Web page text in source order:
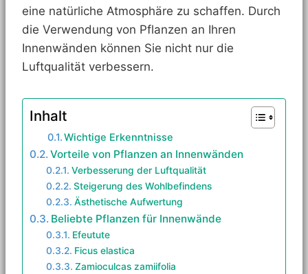
eine natürliche Atmosphäre zu schaffen. Durch
die Verwendung von Pflanzen an Ihren
Innenwänden können Sie nicht nur die
Luftqualität verbessern.
Inhalt
Wichtige Erkenntnisse
Vorteile von Pflanzen an Innenwänden
Verbesserung der Luftqualität
Steigerung des Wohlbefindens
Ästhetische Aufwertung
Beliebte Pflanzen für Innenwände
Efeutute
Ficus elastica
Zamioculcas zamiifolia